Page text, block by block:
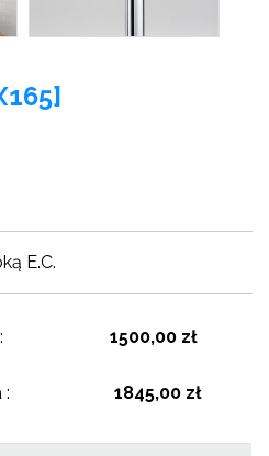
E.C.
1500,00 zł
: 1845,00 zł